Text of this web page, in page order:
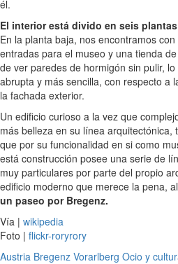
él.
El interior está divido en seis plantas
En la planta baja, nos encontramos
entradas para el museo y una tienda
de ver paredes de hormigón sin pulir,
abrupta y más sencilla, con respecto a
la fachada exterior.
Un edificio curioso a la vez que
más belleza en su línea arquitectónica,
que por su funcionalidad en si como
está construcción posee una serie de
muy particulares por parte del propio
edificio moderno que merece la pena,
un paseo por Bregenz.
Vía | wikipedia
Foto | flickr-roryrory
Austria Bregenz Vorarlberg Ocio y